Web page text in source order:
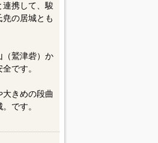
連携して、駿
の居城とも
（鷲津砦）か
です。
きめの段曲
です。